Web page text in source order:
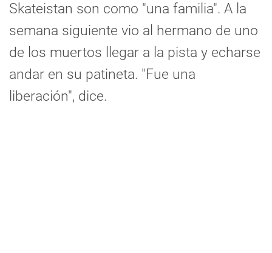
Skateistan son como "una familia". A la
semana siguiente vio al hermano de uno
de los muertos llegar a la pista y echarse
andar en su patineta. "Fue una
liberación", dice.